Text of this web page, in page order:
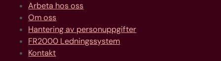
Arbeta hos oss
Om oss
Hantering av personuppgifter
FR2000 Ledningssystem
Kontakt